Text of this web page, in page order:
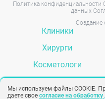
Политика конфиденциальности
данных
Создание
Клиники
Хирурги
Косметологи
Мы используем файлы COOKIE.
даете свое согласие на